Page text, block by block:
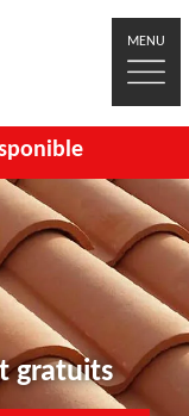
MENU
gratuits